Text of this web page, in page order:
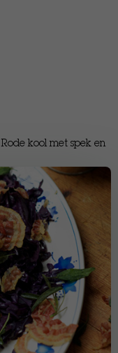
Rode kool met spek en